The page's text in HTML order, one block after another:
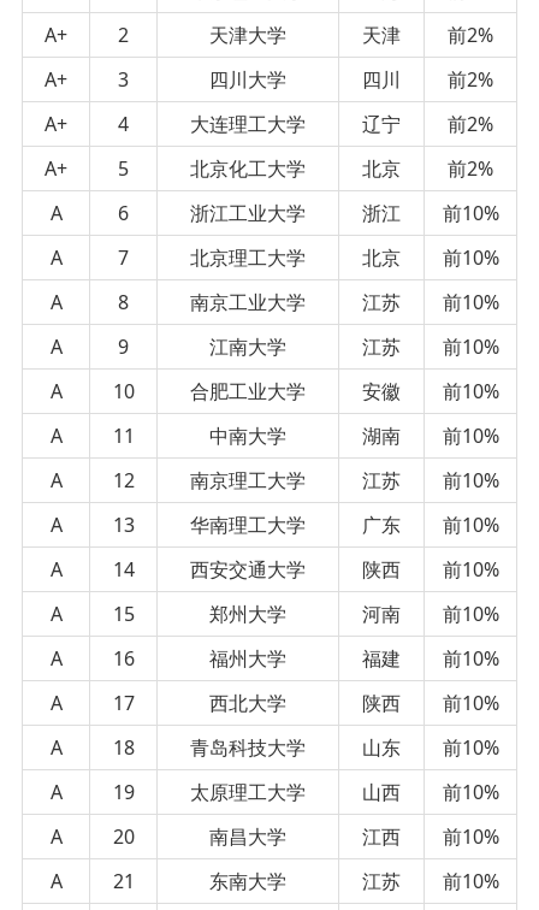
A+
2 天津大学 天津
前2%
A+
3 四川大学 四川
前2%
A+
4 大连理工大学 辽宁
前2%
A+
5 北京化工大学 北京
前2%
A
6 浙江工业大学 浙江
前10%
A
7 北京理工大学 北京
前10%
A
8 南京工业大学 江苏
前10%
A
9 江南大学 江苏
前10%
A
10 合肥工业大学 安徽
前10%
A
11 中南大学 湖南
前10%
A
12 南京理工大学 江苏
前10%
A
13 华南理工大学 广东
前10%
A
14 西安交通大学 陕西
前10%
A
15 郑州大学 河南
前10%
A
16 福州大学 福建
前10%
A
17 西北大学 陕西
前10%
A
18 青岛科技大学 山东
前10%
A
19 太原理工大学 山西
前10%
A
20 南昌大学 江西
前10%
A
21 东南大学 江苏
前10%